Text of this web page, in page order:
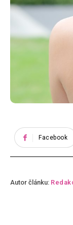
Facebook
Autor článku: